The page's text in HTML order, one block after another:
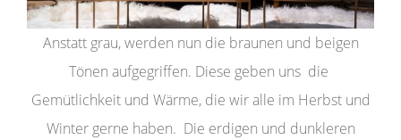
Anstatt grau, werden nun die braunen und beigen
Tönen aufgegriffen. Diese geben uns die
Gemütlichkeit und Wärme, die wir alle im Herbst und
Winter gerne haben. Die erdigen und dunkleren